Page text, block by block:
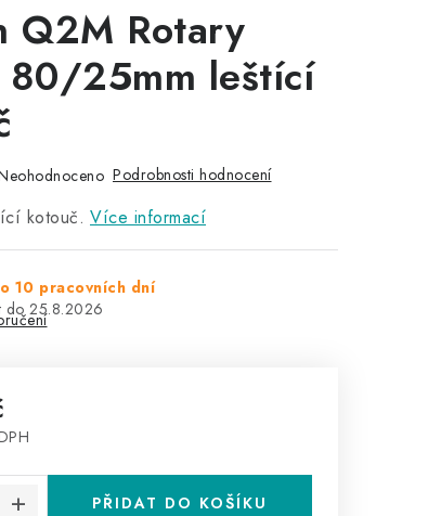
Q2M Rotary
80/25mm leštící
Podrobnosti hodnocení
kotouč. Více informací
10 pracovních dní
25.8.2026
PŘIDAT DO KOŠÍKU